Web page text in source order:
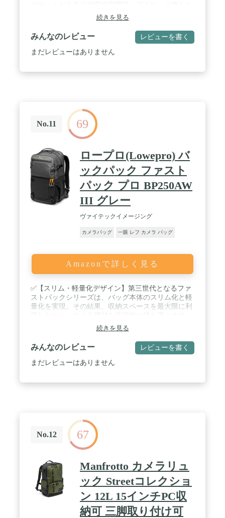
ゃんと収納できます。両側には2つの袋があり、前
幅にも2つの袋があります。背部には大きな袋を設
計し、使いやすいです。内部には取外し可能な仕切
りマットが2つカメラを収納できます。 / レインカ
バー付き：レインカバー付きなので、急な雨でも心
選べます。細工にこだわリ、心を込めて一ずつの高
品質な部品を作り出すように努力していきます。快
適な使用感ある手持ちは質感よく手の圧力を緩和で
きます。 / 高級感の一眼レスカメラケース：カジュ
アルで質感溢れるカメラケースです。エレガントで
質感あるグレー色は男女兼用です。360゜美観で実
用性もあります。 / 様々なカメラタイプ適用：
Nikon D850 D810 D750 D7200 、Canon EOSM5 EOS
5D Mark VI EOS10 、Sony ILCE-6000 A7RIII A6300
、Samsung NX10 NX11などの一眼レフ用カメラバッ
ク です。
続きを見る
みんなのレビュー レビューを書く
まだレビューはありません
No.11 69
ロープロ(Lowepro) バ
ックパック ファスト
パック プロ BP250AW
III グレー
ヴァイテックイメージング
カメラバッグ 一眼 レフ カメラ バッグ
Amazonで詳しく見る
✅【スリム・軽量化デザイン】第三世代となるファ
ストパックシリーズは、バッグ本体のスリム化と軽
量化を実現。その結果、収納スペースを最大限に利
/ ✅【日常使いからアウトドアまで】使いやすさと
シンプルなデザインが特長。日常の撮影から一日の
旅行まで、あらゆるシチュエーションで活躍しま
す。 / ✅【収納力に優れたバッグ】上部にはパーソ
ナルアイテムを収納可能なスペースがあり、内部に
54cmx横幅31.5cmx奥行23.5cm、内寸:高さ53cmx横幅
30cmx奥行22cm、重量1.45kg 【保証】 正規代理店で
購入頂いた商品に関しては、購入から1年間の品質
保証があります。
続きを見る
みんなのレビュー レビューを書く
まだレビューはありません
No.12 67
Manfrotto カメラリュ
ック Streetコレクショ
ン 12L 15インチPC収
納可 三脚取り付け可